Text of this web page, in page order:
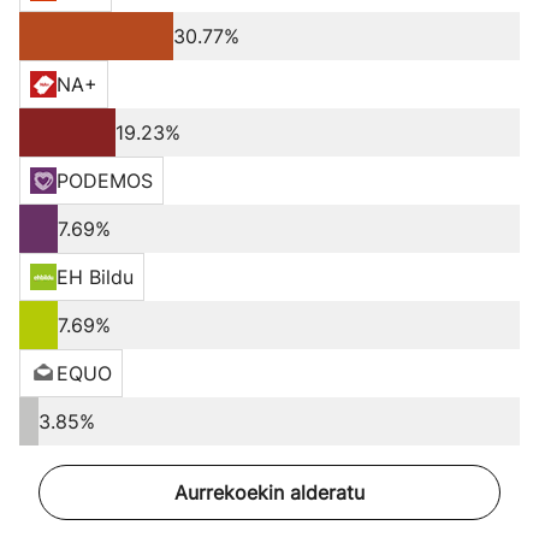
30.77%
NA+
19.23%
PODEMOS
7.69%
EH Bildu
7.69%
EQUO
3.85%
Aurrekoekin alderatu